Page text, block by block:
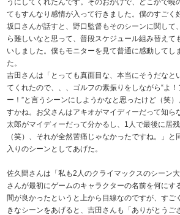
てもすんなり感情が入って行きました。僕のすごく
坂口さんが話すと、野口監督もそのシーンに関して
ら難しいなと思って、普段スケジュール組み替えて
いしました。僕もモニターを見て普通に感動してし
た。
吉田さんは「とっても真面目な、本当にそうだなと
てくれたので、、、ゴルフの素振りをしながら“よ
ー！”と言うシーンにしようかなと思ったけど（笑
すかね。お父さんはアキオがマイディーだって知ら
太郎がマイディーだって分かるし、1人で最後に居
（笑）、それが全然苦痛じゃなかったですね。」
入りのシーンとしてあげた。
佐久間さんは「私も2人のクライマックスのシーン
さんが最初にゲームのキャラクターの名前を何にす
間が良かったというと上から目線なのですが、すご
きなシーンをあげると、吉田さんも「ありがとうご